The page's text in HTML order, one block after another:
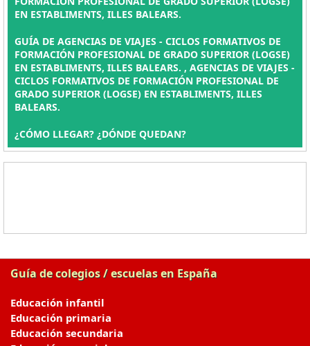
EN ESTABLIMENTS, ILLES BALEARS.
GUÍA DE AGENCIAS DE VIAJES - CICLOS FORMATIVOS DE
FORMACIÓN PROFESIONAL DE GRADO SUPERIOR (LOGSE)
EN ESTABLIMENTS, ILLES BALEARS. , AGENCIAS DE VIAJES -
CICLOS FORMATIVOS DE FORMACIÓN PROFESIONAL DE
GRADO SUPERIOR (LOGSE) EN ESTABLIMENTS, ILLES
BALEARS.
¿CÓMO LLEGAR? ¿DÓNDE QUEDAN?
Guía de colegios / escuelas en España
Educación infantil
Educación primaria
Educación secundaria